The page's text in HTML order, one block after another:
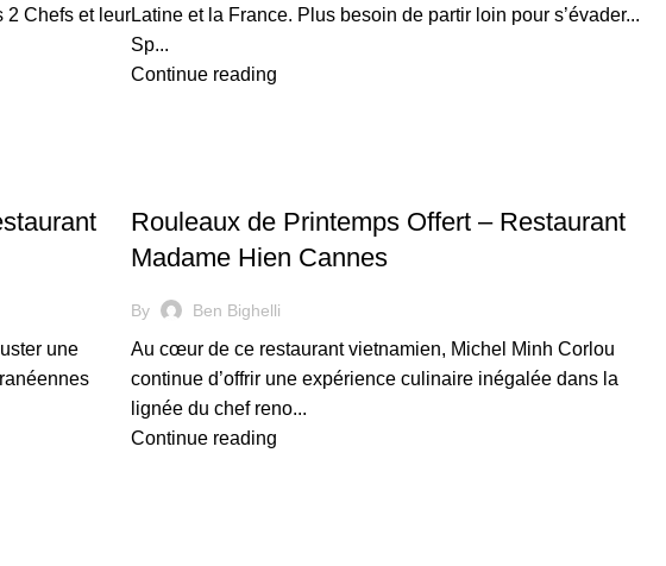
2 Chefs et leurLatine et la France. Plus besoin de partir loin pour s’évader...
Sp...
Continue reading
une
Rouleaux de Printemps Offert – Restaurant
Madame Hien Cannes
By Ben Bighelli
Au cœur de ce restaurant vietnamien, Michel Minh Corlou
continue d’offrir une expérience culinaire inégalée dans la
lignée du chef reno...
Continue reading